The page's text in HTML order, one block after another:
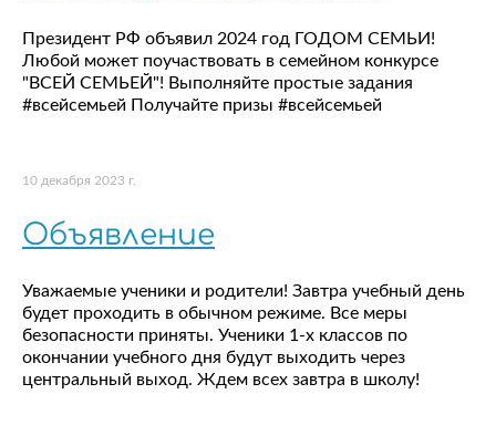
Президент РФ объявил 2024 год ГОДОМ СЕМЬИ!
Любой может поучаствовать в семейном конкурсе
"ВСЕЙ СЕМЬЕЙ"! Выполняйте простые задания
#всейсемьей Получайте призы #всейсемьей
10 декабря 2023 г.
Объявление
Уважаемые ученики и родители! Завтра учебный день
будет проходить в обычном режиме. Все меры
безопасности приняты. Ученики 1-х классов по
окончании учебного дня будут выходить через
центральный выход. Ждем всех завтра в школу!